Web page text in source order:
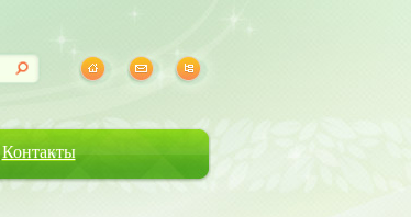
Контакты